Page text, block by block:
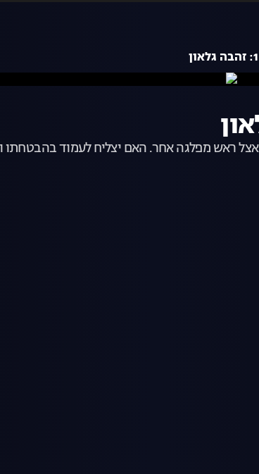
אצל ראש מפלגה אחר. האם יצליח לעמוד